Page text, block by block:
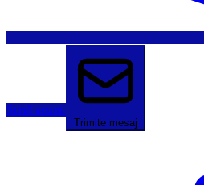
Sună acum
Trimite mesaj